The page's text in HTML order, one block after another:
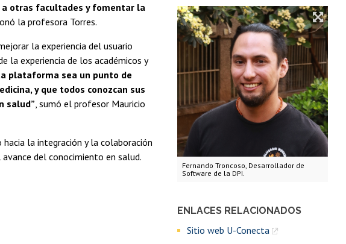
Fernando Troncoso, Desarrollador de
Software de la DPI.
ENLACES RELACIONADOS
Sitio web U-Conecta
a otras facultades y fomentar la
la profesora Torres.
la experiencia del usuario
la experiencia de los académicos y
plataforma sea un punto de
y que todos conozcan sus
salud”, sumó el profesor Mauricio
la integración y la colaboración
del conocimiento en salud.